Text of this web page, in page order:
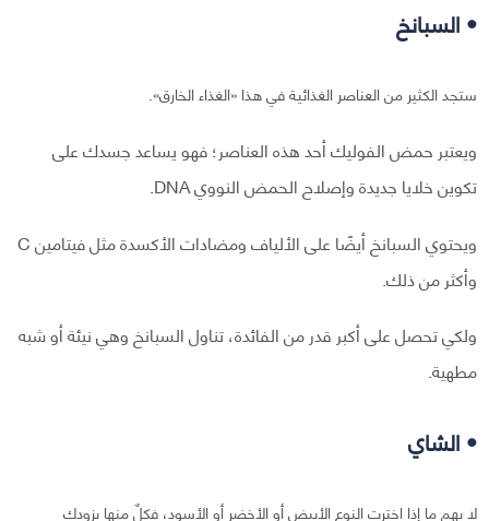
• السبانخ
ستجد الكثير من العناصر الغذائية في هذا «الغذاء الخارق».
ويعتبر حمض الفوليك أحد هذه العناصر؛ فهو يساعد جسدك على
تكوين خلايا جديدة وإصلاح الحمض النووي DNA.
ويحتوي السبانخ أيضًا على الألياف ومضادات الأكسدة مثل فيتامين C
وأكثر من ذلك.
ولكي تحصل على أكبر قدر من الفائدة، تناول السبانخ وهي نيئة أو شبه
مطهية.
• الشاي
لا يهم ما إذا اخترت النوع الأبيض أو الأخضر أو الأسود، فكلٌ منها يزودك